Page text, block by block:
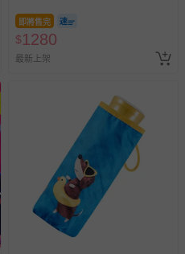
，如因部份退貨，而該訂單保
價計算，活動贈品亦需一併退
規定，不適用七天鑑賞期/猶
或解約時即將逾期（例如生鮮
日書、姓名貼等）。
籍如經拆封、使用，則酌收整
即將售完
$1280
最新上架